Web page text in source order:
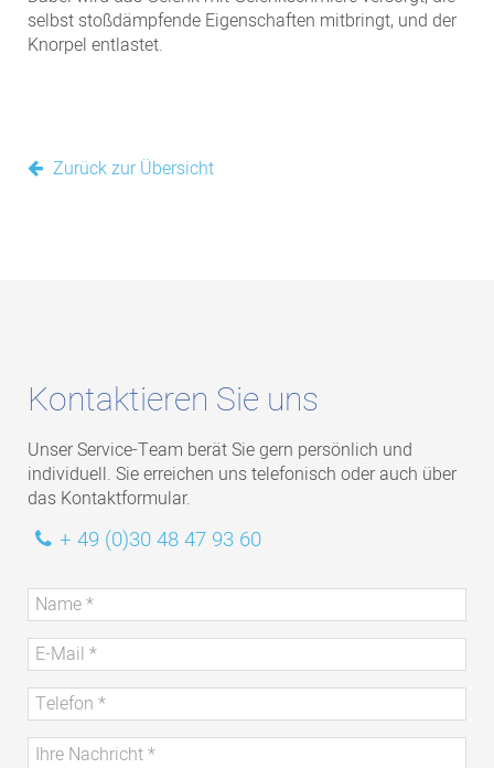
selbst stoßdämpfende Eigenschaften mitbringt, und der
Knorpel entlastet.
Zurück zur Übersicht
Kontaktieren Sie uns
Unser Service-Team berät Sie gern persönlich und
individuell. Sie erreichen uns telefonisch oder auch über
das Kontaktformular.
+ 49 (0)30 48 47 93 60